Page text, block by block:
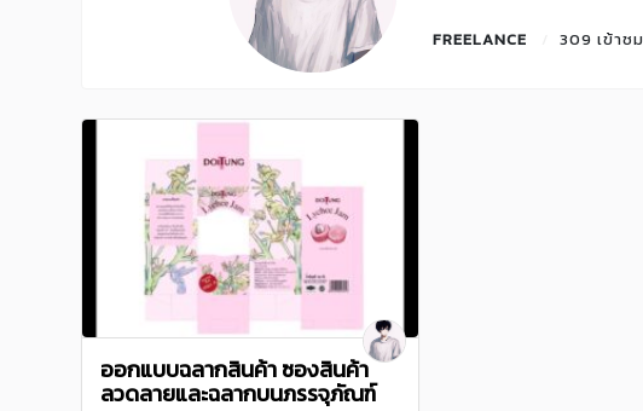
FREELANCE 309 เข้าชม
ออกแบบฉลากสินค้า ซองสินค้า
ลวดลายและฉลากบนภรรจุภัณฑ์